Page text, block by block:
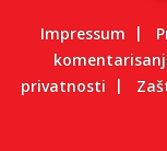
Impressum
privatnosti